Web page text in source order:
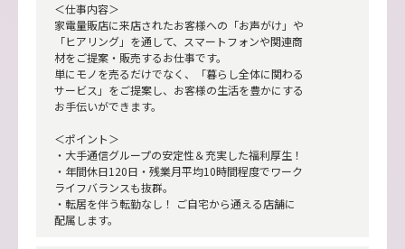
＜仕事内容＞
家電量販店に来店されたお客様への「お声がけ」や
「ヒアリング」を通して、スマートフォンや関連商
材をご提案・販売するお仕事です。
単にモノを売るだけでなく、「暮らし全体に関わる
サービス」をご提案し、お客様の生活を豊かにする
お手伝いができます。
＜ポイント＞
・大手通信グループの安定性＆充実した福利厚生！
・年間休日120日・残業月平均10時間程度でワーク
ライフバランスも抜群。
・転居を伴う転勤なし！ ご自宅から通える店舗に
配属します。